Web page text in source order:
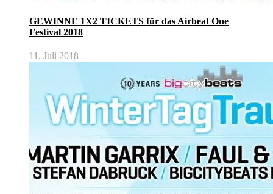
GEWINNE 1X2 TICKETS für das Airbeat One
Festival 2018
11. Juli 2018